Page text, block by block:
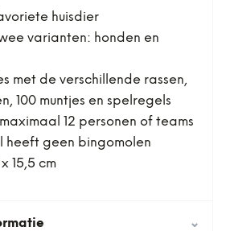
huisdier
varianten: honden en
met de verschillende rassen,
100 muntjes en spelregels
12 personen of teams
heeft geen bingomolen
15,5 cm
⌄